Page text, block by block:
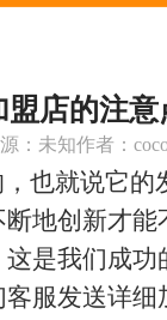
加盟店的
：未知作者：
也就说它的
地创新才
是我们成
服发送详